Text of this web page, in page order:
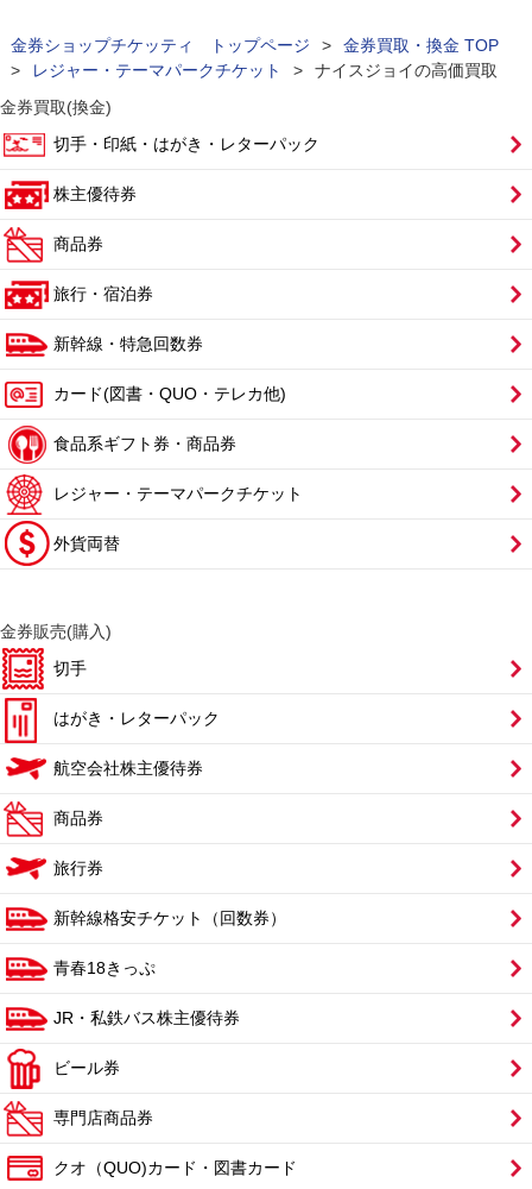
金券ショップチケッティ トップページ >
金券買取・換金 TOP
>
レジャー・テーマパークチケット >
ナイスジョイの高価買取
金券買取(換金)
切手・印紙・はがき・レターパック
株主優待券
商品券
旅行・宿泊券
新幹線・特急回数券
カード(図書・QUO・テレカ他)
食品系ギフト券・商品券
レジャー・テーマパークチケット
外貨両替
金券販売(購入)
切手
はがき・レターパック
航空会社株主優待券
商品券
旅行券
新幹線格安チケット（回数券）
青春18きっぷ
JR・私鉄バス株主優待券
ビール券
専門店商品券
クオ（QUO)カード・図書カード